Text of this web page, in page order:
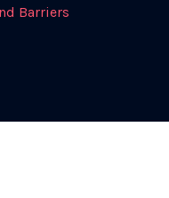
Barriers